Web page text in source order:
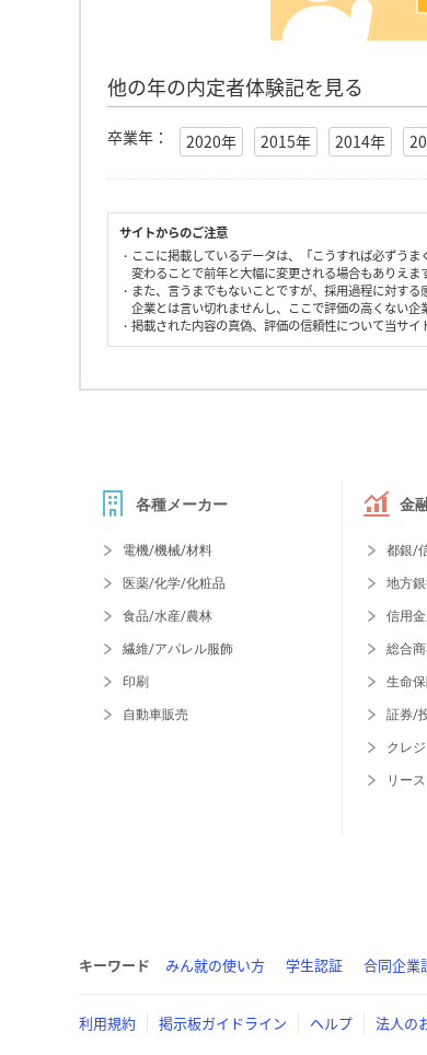
他の年の内定者体験記を見る
卒業年： 2020年 2015年 2014年
サイトからのご注意
・ここに掲載しているデータは、「こうすれば必ずう
変わることで前年と大幅に変更される場合もありえます
・また、言うまでもないことですが、採用過程に対す
企業とは言い切れませんし、ここで評価の高くない企
・掲載された内容の真偽、評価の信頼性について当サ
各種メーカー
電機/機械/材料
医薬/化学/化粧品
食品/水産/農林
繊維/アパレル服飾
印刷
自動車販売
金
都銀/
地方
信用
総合
生命
証券/
クレ
リース
キーワード みん就の使い方 学生認証 合同企業
利用規約 掲示板ガイドライン ヘルプ 法人の